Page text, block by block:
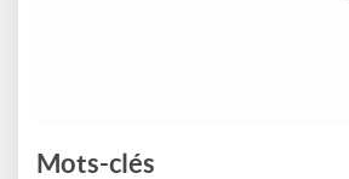
Mots-clés